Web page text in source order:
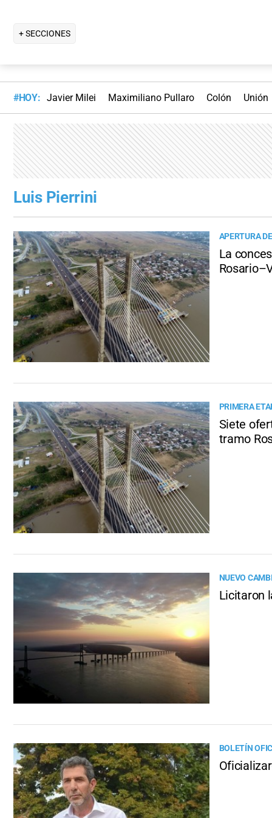
+ SECCIONES
#HOY: Javier Milei Maximiliano Pullaro Colón Unión
Luis Pierrini
APERTURA
La
PRIMERA
Siete
tramo
NUEVO
Licitaron
BOLETÍN